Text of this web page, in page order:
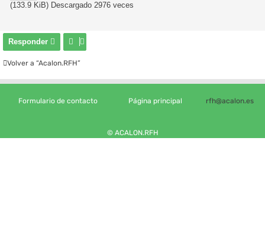
(133.9 KiB) Descargado 2976 veces
Responder
Volver a “Acalon.RFH”
Formulario de contacto Página principal rfh@acalon.es
© ACALON.RFH